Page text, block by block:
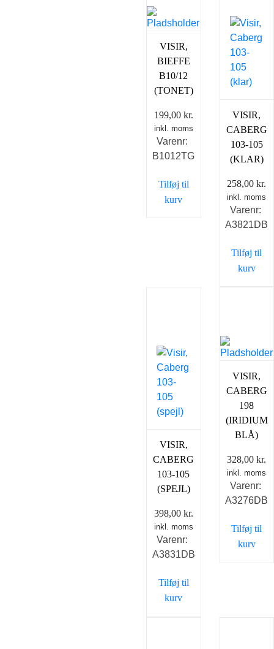
VISIR,
BIEFFE
B10/12
(TONET)
199,00 kr.
inkl. moms
Varenr:
B1012TG
Tilføj til
kurv
VISIR,
CABERG
103-105
(KLAR)
258,00kr.
inkl. moms
Varenr:
A3821DB
Tilføj til
kurv
VISIR,
CABERG
103-105
(SPEJL)
398,00 kr.
inkl. moms
Varenr:
A3831DB
Tilføj til
kurv
VISIR,
CABERG
198
(IRIDIUM
BLÅ)
328,00kr.
inkl. moms
Varenr:
A3276DB
Tilføj til
kurv